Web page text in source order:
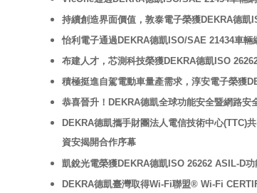
持續創造界面價值，敦泰電子榮獲DEKRA德
怡利電子通過DEKRA德凱ISO/SAE 21434車
布建人才，芯測科技榮獲DEKRA德凱ISO
積極挺進自駕電動車量產需求，淳安電子榮獲
恭喜晉升！DEKRA德凱全球功能安全暨網路
DEKRA德凱攜手財團法人電信技術中心(TTC)
資安揭開合作序幕
凱銳光電榮獲DEKRA德凱ISO 26262 ASIL-D
DEKRA德凱臺灣取得Wi-Fi聯盟® Wi-Fi